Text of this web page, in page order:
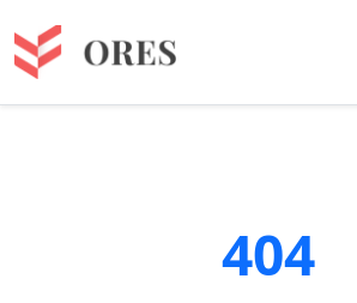
404